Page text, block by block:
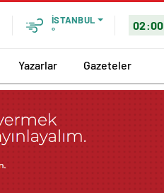
İSTANBUL
°
02:00
Yazarlar Gazeteler